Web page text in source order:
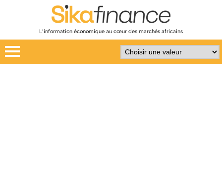
L’information économique au cœur des marchés africains